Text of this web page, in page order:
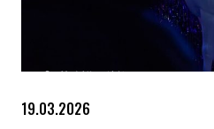
19.03.2026